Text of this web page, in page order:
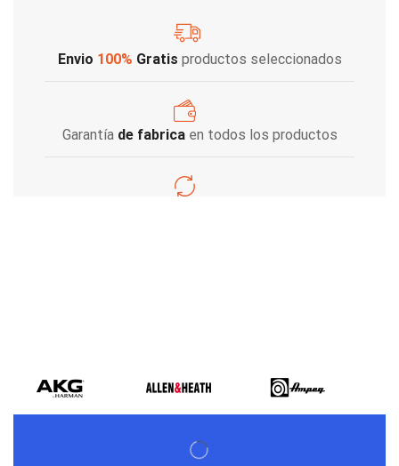
Envio 100% Gratis productos seleccionados
Garantía de fabricaen todos los productos